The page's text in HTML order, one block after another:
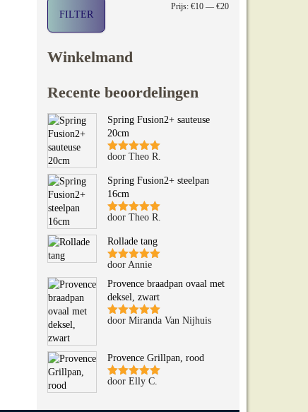
Min. prijs
Max. prijs
FILTER
Prijs: €10 — €20
Winkelmand
Recente beoordelingen
Spring Fusion2+ sauteuse
20cm
Gewaardeerd
door Theo R.
Spring Fusion2+ steelpan
16cm
Gewaardeerd
door Theo R.
Rollade tang
Gewaardeerd
5uit 5
door Annie
Provence braadpan ovaal met
deksel, zwart
Gewaardeerd
door Miranda Van Nijhuis
Provence Grillpan, rood
Gewaardeerd
door Elly C.